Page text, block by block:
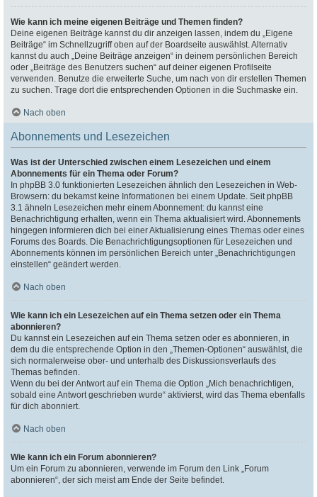
Wie kann ich meine eigenen Beiträge und Themen finden?
Deine eigenen Beiträge kannst du dir anzeigen lassen, indem du „Eigene
Beiträge“ im Schnellzugriff oben auf der Boardseite auswählst. Alternativ
kannst du auch „Deine Beiträge anzeigen“ in deinem persönlichen Bereich
oder „Beiträge des Benutzers suchen“ auf deiner eigenen Profilseite
verwenden. Benutze die erweiterte Suche, um nach von dir erstellen Themen
zu suchen. Trage dort die entsprechenden Optionen in die Suchmaske ein.
Nach oben
Abonnements und Lesezeichen
Was ist der Unterschied zwischen einem Lesezeichen und einem
Abonnements für ein Thema oder Forum?
In phpBB 3.0 funktionierten Lesezeichen ähnlich den Lesezeichen in Web-
Browsern: du bekamst keine Informationen bei einem Update. Seit phpBB
3.1 ähneln Lesezeichen mehr einem Abonnement: du kannst eine
Benachrichtigung erhalten, wenn ein Thema aktualisiert wird. Abonnements
hingegen informieren dich bei einer Aktualisierung eines Themas oder eines
Forums des Boards. Die Benachrichtigungsoptionen für Lesezeichen und
Abonnements können im persönlichen Bereich unter „Benachrichtigungen
einstellen“ geändert werden.
Nach oben
Wie kann ich ein Lesezeichen auf ein Thema setzen oder ein Thema
abonnieren?
Du kannst ein Lesezeichen auf ein Thema setzen oder es abonnieren, in
dem du die entsprechende Option in den „Themen-Optionen“ auswählst, die
sich normalerweise ober- und unterhalb des Diskussionsverlaufs des
Themas befinden.
Wenn du bei der Antwort auf ein Thema die Option „Mich benachrichtigen,
sobald eine Antwort geschrieben wurde“ aktivierst, wird das Thema ebenfalls
für dich abonniert.
Nach oben
Wie kann ich ein Forum abonnieren?
Um ein Forum zu abonnieren, verwende im Forum den Link „Forum
abonnieren“, der sich meist am Ende der Seite befindet.